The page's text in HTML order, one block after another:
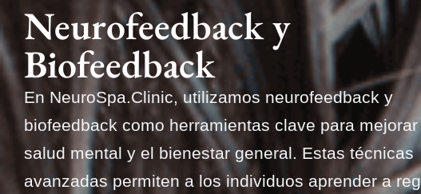
Neurofeedback y
Biofeedback
En NeuroSpa.Clinic, utilizamos neurofeedback y
biofeedback como herramientas clave para
salud mental y el bienestar general. Estas técnicas
avanzadas permiten a los individuos aprender a